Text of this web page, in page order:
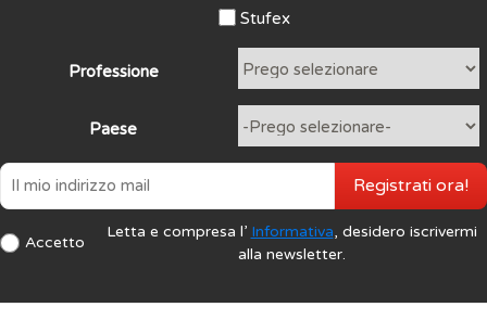
Stufex
Professione
Paese
Accetto
Letta e compresa l’ Informativa, desidero iscrivermi
alla newsletter.
Registrati ora!